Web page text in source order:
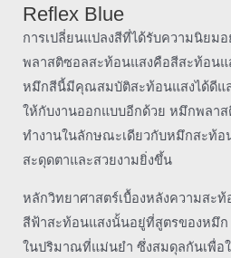
Reflex Blue
การเปลี่ยนแปลงสีที่ได้รับความนิยม
พลาสติซอลสะท้อนแสงคือสีสะท้อนแ
หมึกสีนี้มีคุณสมบัติสะท้อนแสงได้ดีแล
ให้กับงานออกแบบอีกด้วย หมึกพลา
ทำงานในลักษณะเดียวกับหมึกสะท้
สะดุดตาและสวยงามยิ่งขึ้น
หลักวิทยาศาสตร์เบื้องหลังความสะ
สีฟ้าสะท้อนแสงนั้นอยู่ที่สูตรของหมึ
ในปริมาณที่แม่นยำ ซึ่งสมดุลกันเพื่อ